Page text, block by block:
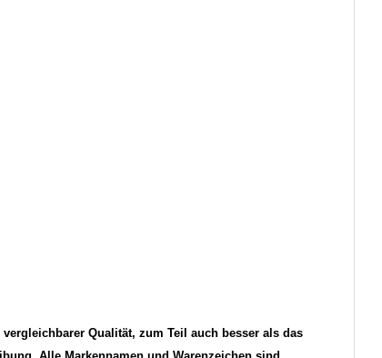
Qualität, zum Teil auch besser als das